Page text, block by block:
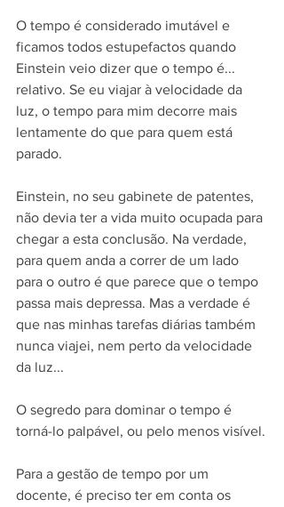
O tempo é considerado imutável e
ficamos todos estupefactos quando
Einstein veio dizer que o tempo é...
relativo. Se eu viajar à velocidade da
luz, o tempo para mim decorre mais
lentamente do que para quem está
parado.
Einstein, no seu gabinete de patentes,
não devia ter a vida muito ocupada para
chegar a esta conclusão. Na verdade,
para quem anda a correr de um lado
para o outro é que parece que o tempo
passa mais depressa. Mas a verdade é
que nas minhas tarefas diárias também
nunca viajei, nem perto da velocidade
da luz...
O segredo para dominar o tempo é
torná-lo palpável, ou pelo menos visível.
Para a gestão de tempo por um
docente, é preciso ter em conta os